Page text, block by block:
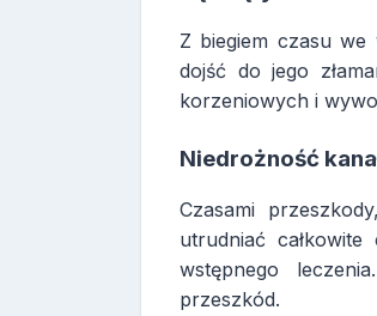
Z biegiem czasu
dojść do jego
korzeniowych i
Niedrożność
Czasami
utrudniać
wstępnego
przeszkód.